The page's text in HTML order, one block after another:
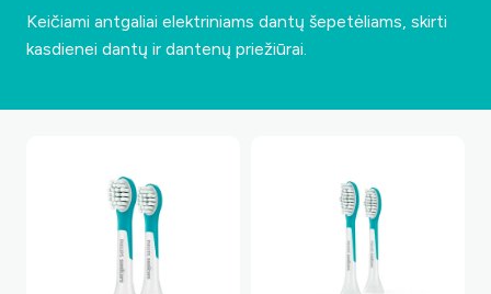
Keičiami antgaliai elektriniams dantų šepetėliams, skirti
kasdienei dantų ir dantenų priežiūrai.